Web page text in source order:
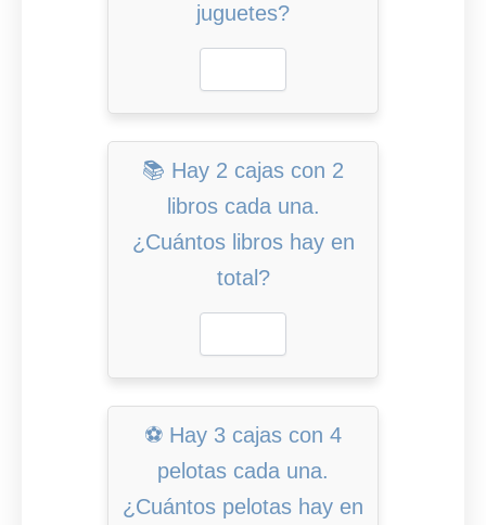
juguetes?
📚 Hay 2 cajas con 2
libros cada una.
¿Cuántos libros hay en
total?
⚽ Hay 3 cajas con 4
pelotas cada una.
¿Cuántos pelotas hay en